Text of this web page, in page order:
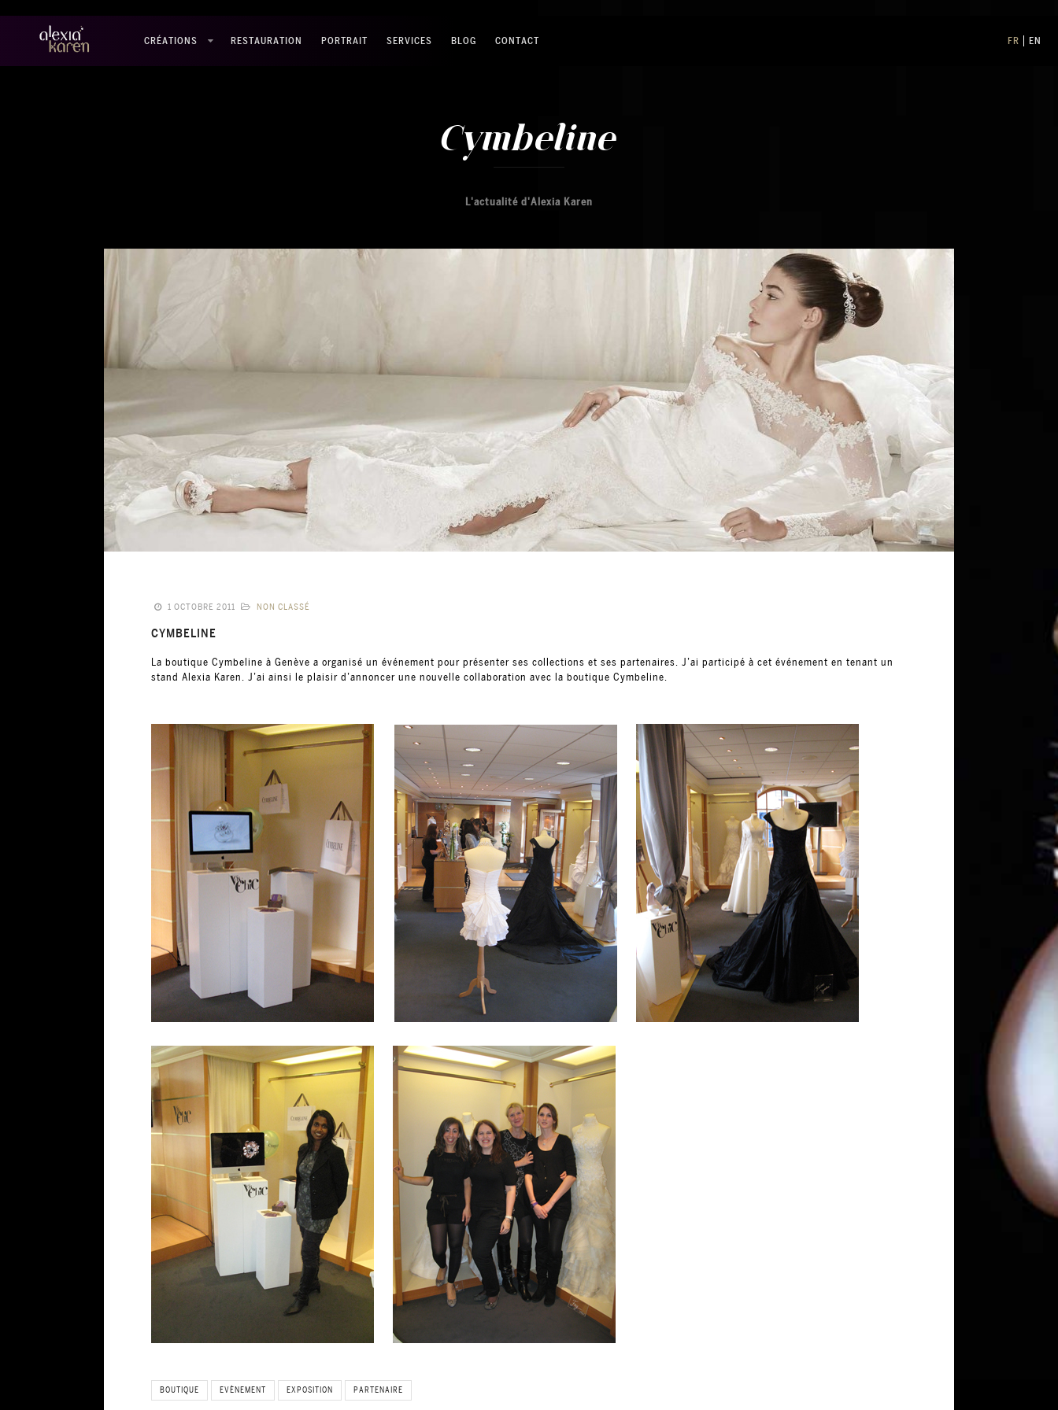
CRÉATIONS RESTAURATION PORTRAIT SERVICES BLOG CONTACT FR EN
Cymbeline
L'actualité d'Alexia Karen
1 OCTOBRE 2011 NON CLASSÉ
CYMBELINE
La boutique Cymbeline à Genève a organisé un événement pour présenter ses collections et ses partenaires. J’ai participé à cet événement en tenant un
stand Alexia Karen. J’ai ainsi le plaisir d’annoncer une nouvelle collaboration avec la boutique Cymbeline.
BOUTIQUE EVÈNEMENT EXPOSITION PARTENAIRE